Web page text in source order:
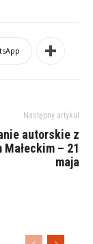
Następny artykuł
autorskie z
Małeckim – 21
maja